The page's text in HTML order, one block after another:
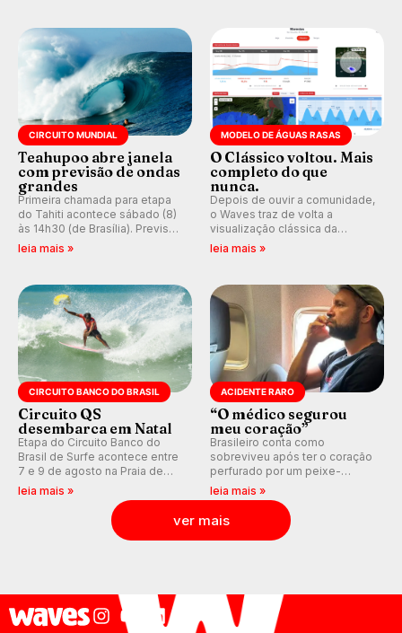
prática em esporte e indústria.
CIRCUITO MUNDIAL
Teahupoo abre janela
com previsão de ondas
grandes
Primeira chamada para etapa
do Tahiti acontece sábado (8)
às 14h30 (de Brasília). Previsão
indica swell consistente.
Kelly Slater convidado.
leia mais »
MODELO DE ÁGUAS RASAS
O Clássico voltou. Mais
completo do que
nunca.
Depois de ouvir a comunidade,
o Waves traz de volta a
visualização clássica da
previsão de águas rasas,
ondas para até 16 dias.
leia mais »
CIRCUITO BANCO DO BRASIL
Circuito QS
desembarca em Natal
Etapa do Circuito Banco do
Brasil de Surfe acontece entre
7 e 9 de agosto na Praia de
Miami (RN), em disputas
válidas pelo Qualifying Series
(QS) 4.000 e pela corrida por
vagas no Challenger Series.
leia mais »
ACIDENTE RARO
“O médico segurou
meu coração”
Brasileiro conta como
sobreviveu após ter o coração
perfurado por um peixe-
agulha enquanto surfava na
Costa Rica.
leia mais »
ver mais